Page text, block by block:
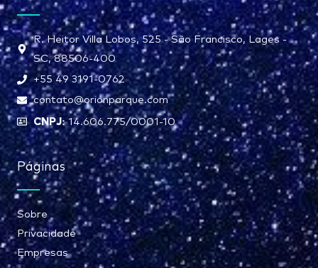
Páginas
Sobre
Privacidade
Empresas
R. Heitor Villa Lobos, 525 - São Francisco, Lages -
SC, 88506-400
+55 49 3191-0762
contato@orionparque.com
CNPJ:14.606.775/0001-10